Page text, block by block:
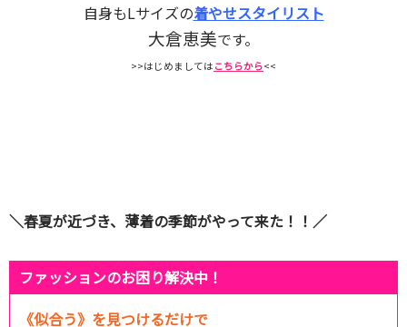
自身もLサイズの着やせスタイリスト
大倉恵美です。
>>はじめましては こちらから<<
＼春夏が近づき、薄着の季節がやって来た！！／
ファッションのお困り解決中！
《似合う》を見つけるだけで